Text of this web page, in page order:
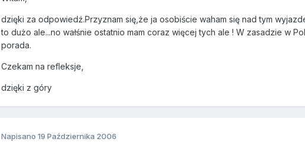
dzięki za odpowiedź.Przyznam się,że ja osobiście waham się nad tym
to dużo ale...no wałśnie ostatnio mam coraz więcej tych ale ! W zasadzie w
porada.
Czekam na refleksje,
dzięki z góry
Napisano 19 Października 2006